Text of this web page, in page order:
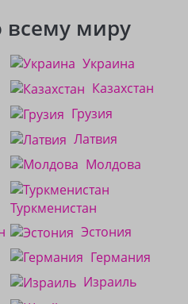
всему миру
Украина
Казахстан
Грузия
Латвия
Молдова
Туркменистан
Эстония
Германия
Израиль